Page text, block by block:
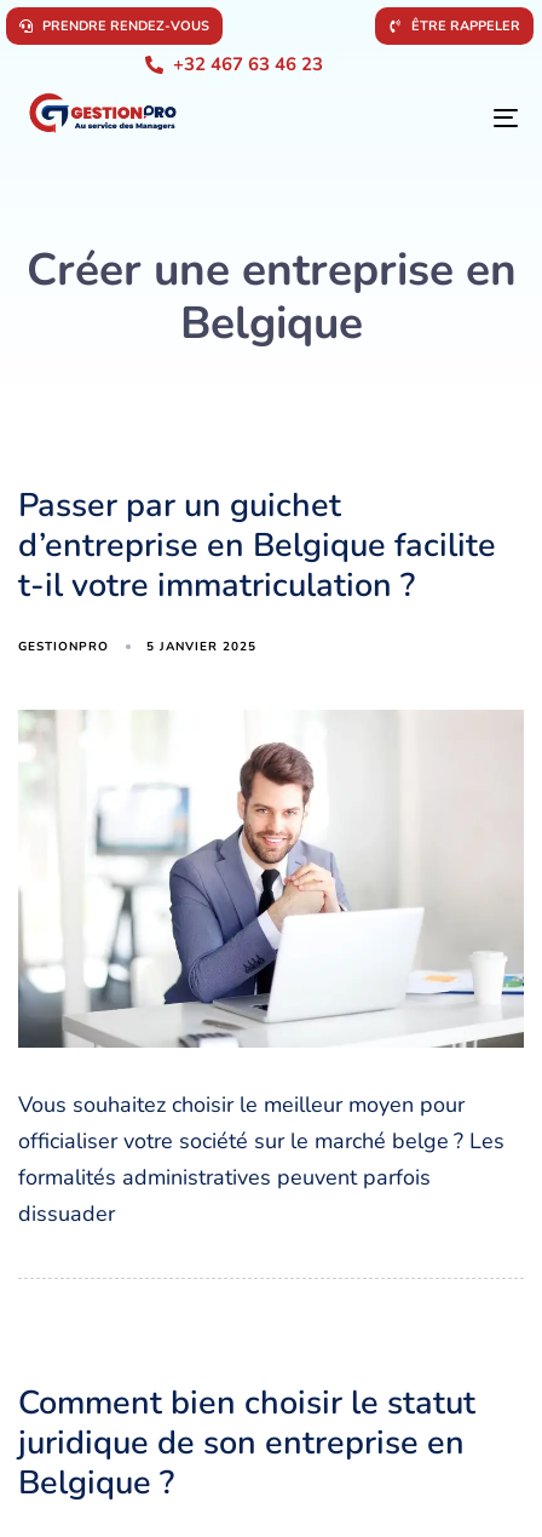
PRENDRE RENDEZ-VOUS ÊTRE RAPPELER
+32 467 63 46 23
Créer une entreprise en
Belgique
Passer par un guichet
d’entreprise en Belgique facilite
t-il votre immatriculation ?
GESTIONPRO 5 JANVIER 2025
Vous souhaitez choisir le meilleur moyen pour
officialiser votre société sur le marché belge ? Les
formalités administratives peuvent parfois
dissuader
Comment bien choisir le statut
juridique de son entreprise en
Belgique ?